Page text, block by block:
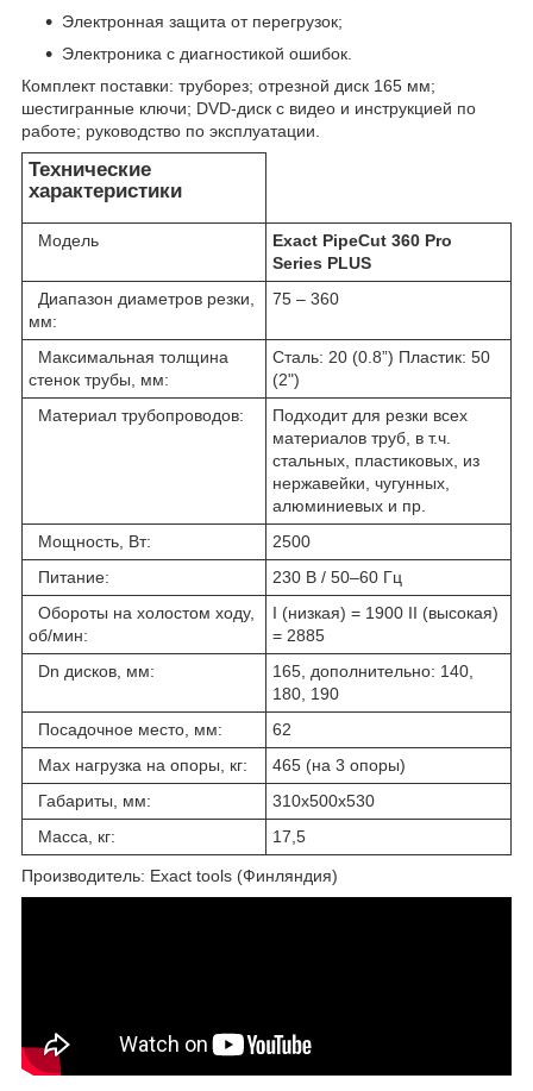
Электронная защита от перегрузок;
Электроника с диагностикой ошибок.
Комплект поставки: труборез; отрезной диск 165 мм;
шестигранные ключи; DVD-диск с видео и инструкцией по
работе; руководство по эксплуатации.
Технические
характеристики
Модель
Exact PipeCut 360 Pro
Series PLUS
Диапазон диаметров резки,
мм:
75 – 360
Максимальная толщина
стенок трубы, мм:
Сталь: 20 (0.8”) Пластик: 50
(2")
Материал трубопроводов:
Подходит для резки всех
материалов труб, в т.ч.
стальных, пластиковых, из
нержавейки, чугунных,
алюминиевых и пр.
Мощность, Вт:
2500
Питание:
230 В / 50–60 Гц
Обороты на холостом ходу,
об/мин:
I (низкая) = 1900 II (высокая)
= 2885
Dn дисков, мм:
165, дополнительно: 140,
180, 190
Посадочное место, мм:
62
Max нагрузка на опоры, кг:
465 (на 3 опоры)
Габариты, мм:
310х500х530
Масса, кг:
17,5
Производитель: Exact tools (Финляндия)